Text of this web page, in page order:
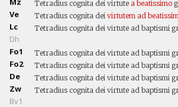
Tetradius cognita dei virtute a beatissimo
Ve Tetradius cognita dei virtutem ad
Lc Tetradius cognita dei virtute ad baptismi
Dh
Fo1
Tetradius cognita dei virtute ad baptismi
Fo2 Tetradius cognita dei virtute ad baptismi
De Tetradius cognita dei virtute ad baptismi
Zw Tetradius cognita dei virtute ad baptismi
Bv1